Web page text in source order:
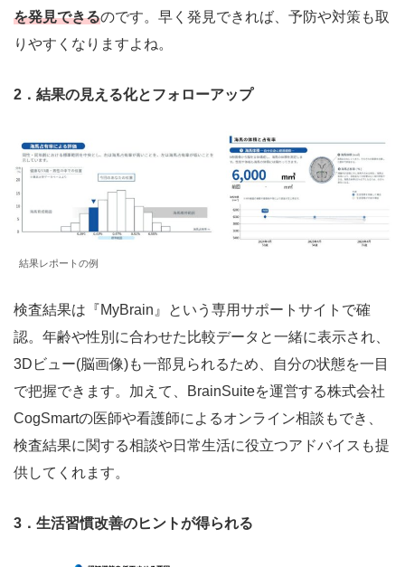
を発見できるのです。早く発見できれば、予防や対策も取
りやすくなりますよね。
2．結果の見える化とフォローアップ
結果レポートの例
検査結果は『MyBrain』という専用サポートサイトで確
認。年齢や性別に合わせた比較データと一緒に表示され、
3Dビュー(脳画像)も一部見られるため、自分の状態を一目
で把握できます。加えて、BrainSuiteを運営する株式会社
CogSmartの医師や看護師によるオンライン相談もでき、
検査結果に関する相談や日常生活に役立つアドバイスも提
供してくれます。
3．生活習慣改善のヒントが得られる